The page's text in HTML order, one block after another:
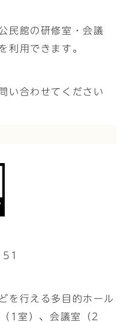
民館の研修室・会議
利用できます。
い合わせてください
を行える多目的ホール
1室）、会議室（2